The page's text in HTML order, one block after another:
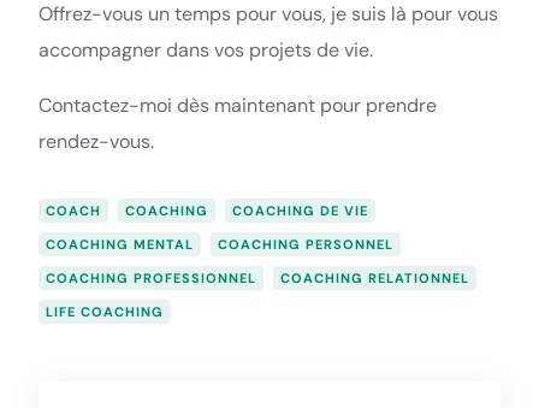
Offrez-vous un temps pour vous, je suis là pour vous
accompagner dans vos projets de vie.
Contactez-moi dès maintenant pour prendre
rendez-vous.
COACH COACHING
COACHING DE VIE
COACHING MENTAL
COACHING PERSONNEL
COACHING PROFESSIONNEL
COACHING RELATIONNEL
LIFE COACHING